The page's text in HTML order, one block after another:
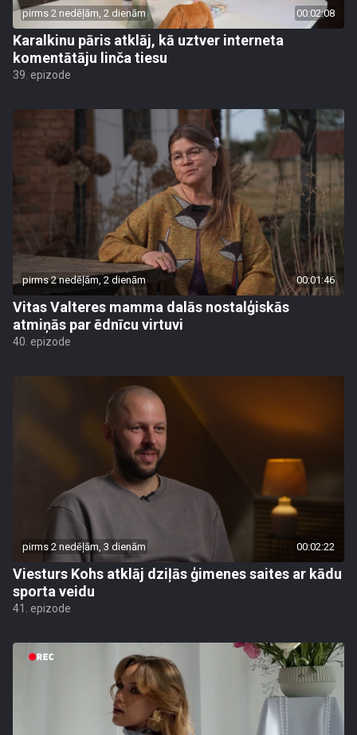
pirms 2 nedēļām, 2 dienām 00:02:08
Karalkinu pāris atklāj, kā uztver interneta
komentātāju linča tiesu
39. epizode
pirms 2 nedēļām, 2 dienām 00:01:46
Vitas Valteres mamma dalās nostalģiskās
atmiņās par ēdnīcu virtuvi
40. epizode
pirms 2 nedēļām, 3 dienām 00:02:22
Viesturs Kohs atklāj dziļās ģimenes saites ar kādu
sporta veidu
41. epizode